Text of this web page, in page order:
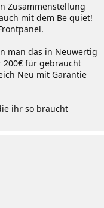
Zusammenstellung
mit dem Be quiet!
man das in Neuwertig
200€ für gebraucht
Neu mit Garantie
ihr so braucht